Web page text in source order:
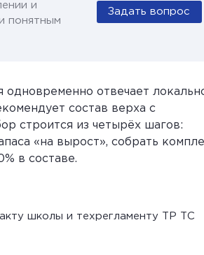
и
понятным
Задать вопрос
одновременно отвечает
состав верха с
строится из четырёх шагов:
«на вырост», собрать
в составе.
школы и техрегламенту ТР ТС